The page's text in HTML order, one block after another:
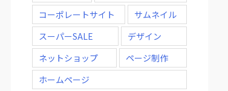
コーポレートサイト
サムネイル
スーパーSALE
デザイン
ネットショップ
ページ制作
ホームページ